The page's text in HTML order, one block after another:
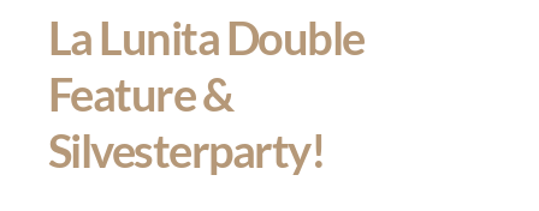
La Lunita Double
Feature &
Silvesterparty!